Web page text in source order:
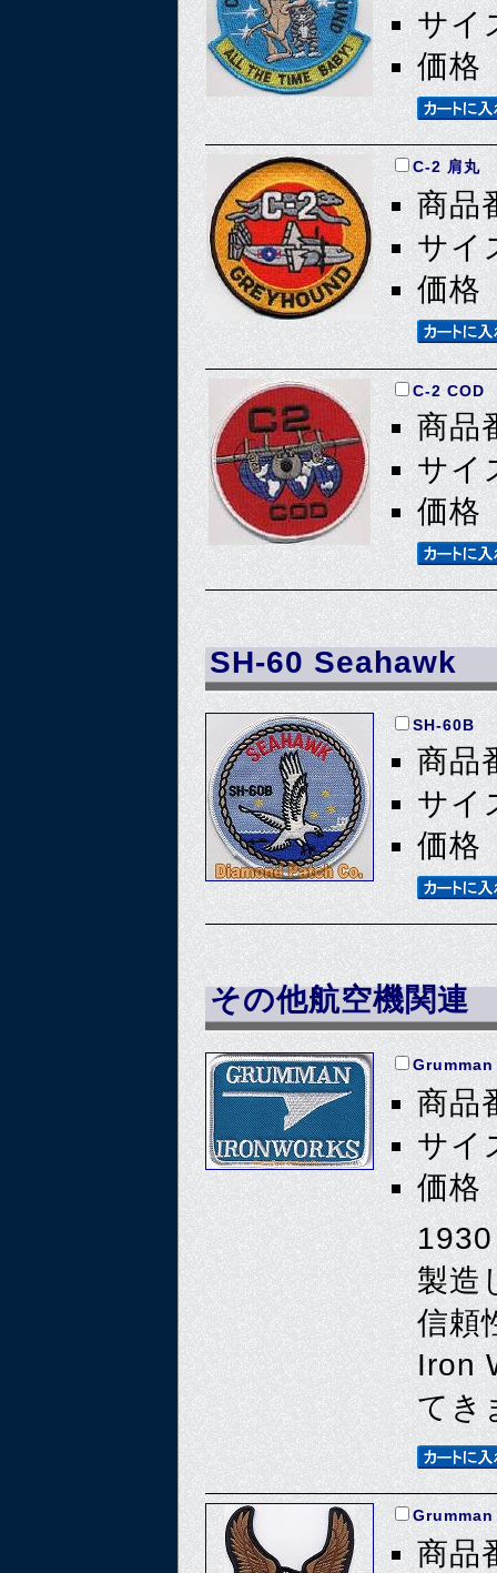
サイ
価格
C-2 肩丸
商品
サイ
価格
C-2 COD
商品
サイ
価格
SH-60 Seahawk
SH-60B
商品
サイ
価格
その他航空機関連
商品
サイ
価格
製造
信頼
Iron
てき
商品